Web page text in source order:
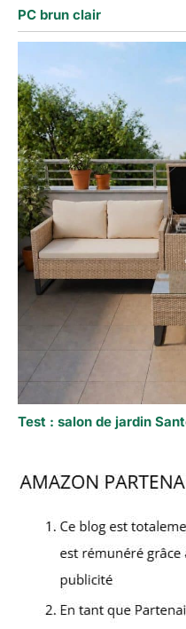
PC brun clair
Test : salon de jardin